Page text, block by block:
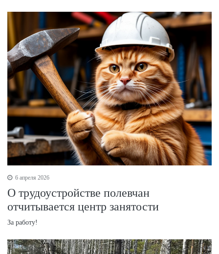
6 апреля 2026
О трудоустройстве полевчан
отчитывается центр занятости
За работу!